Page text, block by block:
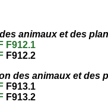
animaux et des
F912.1
F912.2
des animaux et des
F913.1
F913.2